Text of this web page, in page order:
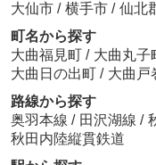
大仙市 / 横手市 / 仙北
町名から探す
大曲福見町 / 大曲丸子
大曲日の出町 / 大曲戸
路線から探す
奥羽本線 / 田沢湖線 /
秋田内陸縦貫鉄道